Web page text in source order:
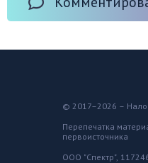
© 2017–2026 –
Перепечатка
первоисточника
ООО "Спектр",